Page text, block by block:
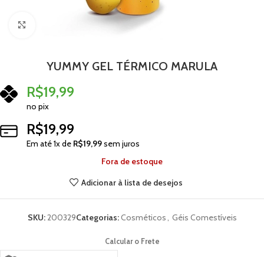
YUMMY GEL TÉRMICO MARULA
R$19,99
no pix
R$19,99
Em até1x de R$19,99sem juros
Fora de estoque
Adicionar à lista de desejos
SKU:200329Categorias:Cosméticos, Géis Comestíveis
Calcular o Frete